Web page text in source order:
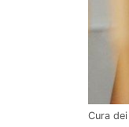
Cura